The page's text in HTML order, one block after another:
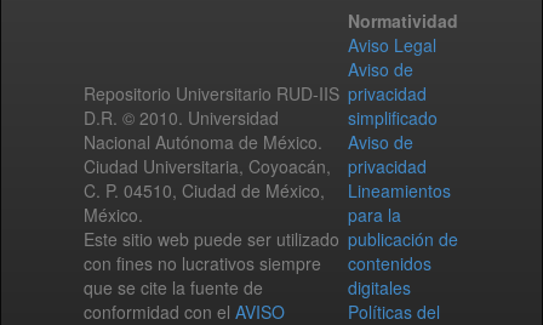
Repositorio Universitario RUD-IIS
D.R. © 2010. Universidad
Nacional Autónoma de México.
Ciudad Universitaria, Coyoacán,
C. P. 04510, Ciudad de México,
México.
Este sitio web puede ser utilizado
con fines no lucrativos siempre
que se cite la fuente de
conformidad con el AVISO
Normatividad
Aviso Legal
Aviso de
privacidad
simplificado
Aviso de
privacidad
Lineamientos
para la
publicación de
contenidos
digitales
Políticas del